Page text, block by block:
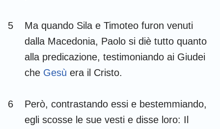
5
Ma quando Sila e Timoteo furon venuti
dalla Macedonia, Paolo si diè tutto quanto
alla predicazione, testimoniando ai Giudei
che Gesù era il Cristo.
6
Però, contrastando essi e bestemmiando,
egli scosse le sue vesti e disse loro: Il